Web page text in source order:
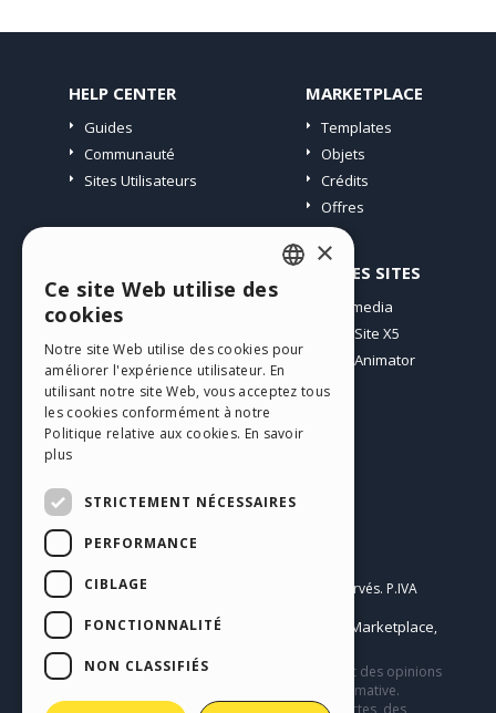
HELP CENTER
Guides
Communauté
Sites Utilisateurs
MARKETPLACE
Templates
Objets
Crédits
Offres
Mes Messages
Télécharger
Espace Web
Mes Crédits
AUTRES SITES
Incomedia
WebSite X5
WebAnimator
Français
Copyright © 2026
Tous droits réservés. P.IVA
IT07514640015
Conditions d'utilisation WebSite X5:
Help Center / Marketplace,
Ce site contient des contenus, des commentaires et des opinions
soumis par les utilisateurs et n’a qu’une valeur informative.
Incomedia décline toute responsabilité pour des actes, des
ENGLISH
GERMAN
SPANISH
×
Ce site Web utilise des
cookies
Notre site Web utilise des cookies pour
améliorer l'expérience utilisateur. En
utilisant notre site Web, vous acceptez tous
les cookies conformément à notre
Politique relative aux cookies. En savoir
plus
STRICTEMENT NÉCESSAIRES
PERFORMANCE
CIBLAGE
FONCTIONNALITÉ
NON CLASSIFIÉS